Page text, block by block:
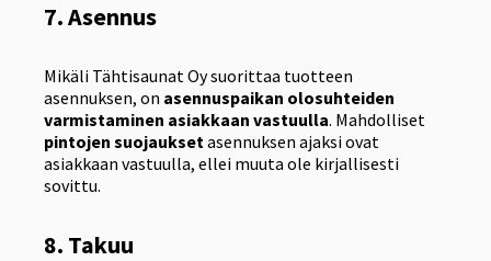
7. Asennus
Mikäli Tähtisaunat Oy suorittaa tuotteen
asennuksen, on asennuspaikan olosuhteiden
varmistaminen asiakkaan vastuulla. Mahdolliset
pintojen suojauksetasennuksen ajaksi ovat
asiakkaan vastuulla, ellei muuta ole kirjallisesti
sovittu.
8. Takuu